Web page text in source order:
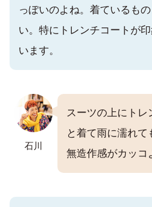
っぽいのよね。着ているも
い。特にトレンチコートが
います。
石川
スーツの上にトレ
と着て雨に濡れ
無造作感がカッコ